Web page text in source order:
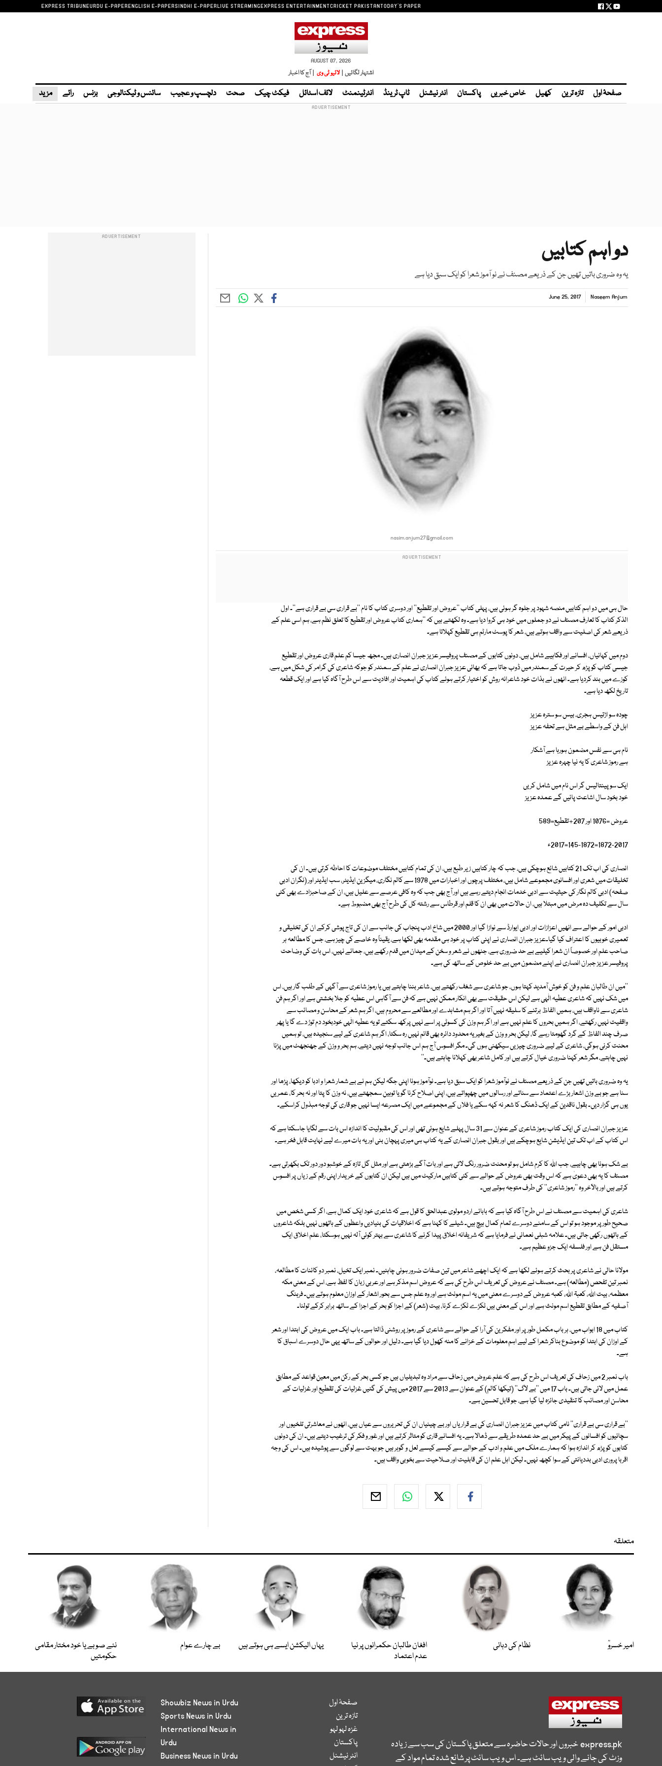
EXPRESS TRIBUNEURDU E-PAPERENGLISH E-PAPERSINDHI E-PAPERLIVE STREAMINGEXPRESS ENTERTAINMENTCRICKET PAKISTANTODAY'S PAPER
AUGUST 07, 2026
اشتہار لگائیں | لائیو ٹی وی | آج کا اخبار
صفحۂ اول تازہ ترین کھیل خاص خبریں پاکستان انٹر نیشنل ٹاپ ٹرینڈ انٹرٹینمنٹ لائف اسٹائل فیکٹ چیک صحت دلچسپ و عجیب سائنس و ٹیکنالوجی بزنس رائے مزید
دو اہم کتابیں
یہ وہ ضروری باتیں تھیں جن کے ذریعے مصنف نے نو آموز شعرا کو ایک سبق دیا ہے
Naseem Anjum
June 25, 2017
nasim.anjum27@gmail.com
حال ہی میں دو اہم کتابیں منصہ شہود پر جلوہ گر ہوئی ہیں، پہلی کتاب ''عروض اور تقطیع'' اور دوسری کتاب کا نام ''بے قراری سی بے قراری ہے''۔ اول
الذکر کتاب کا تعارف مصنف نے دو جملوں میں خود ہی کروا دیا ہے۔ وہ لکھتے ہیں کہ ''ہماری کتاب عروض اور تقطیع کا تعلق نظم ہے، ہم اسی علم کے
ذریعے شعر کی اصلیت سے واقف ہوتے ہیں، شعر کا پوسٹ مارٹم ہی تقطیع کہلاتا ہے۔
دوم میں کہانیاں، افسانے اور فکاہیے شامل ہیں، دونوں کتابوں کے مصنف پروفیسر عزیز جبران انصاری ہیں۔ مجھ جیسا کم علم قاری عروض اور تقطیع
جیسی کتاب کو پڑھ کر حیرت کے سمندر میں ڈوب جاتا ہے کہ بھائی عزیز جبران انصاری نے علم کے سمندر کو جوکہ شاعری کی گرامر کی شکل میں ہے،
کوزے میں بند کردیا ہے۔ انھوں نے بذات خود شاعرانہ روش کو اختیار کرتے ہوئے کتاب کی اہمیت اور افادیت سے اس طرح آگاہ کیا ہے اور ایک قطعہ
تاریخ لکھ دیا ہے۔
چودہ سو اڑتیس ہجری، بیس سو سترہ عزیز
اہل فن کے واسطے بے مثل ہے تحفہ عزیز
نام ہی سے نفس مضمون ہورہا ہے آشکار
ہے رموز شاعری کا یہ نیا چہرہ عزیز
ایک سو پینتالیس گر اس نام میں شامل کریں
خود بخود سال اشاعت پائیں گے عمدہ عزیز
عروض =1076 اور 207+تقطیع=589
1872-2017=145-1872=2017ء
انصاری کی اب تک 21 کتابیں شائع ہوچکی ہیں، جب کہ چار کتابیں زیر طبع ہیں، ان کی تمام کتابیں مختلف موضوعات کا احاطہ کرتی ہیں۔ ان کی
تخلیقات میں شعری اور افسانوی مجموعے شامل ہیں، مختلف پرچوں اور اخبارات میں 1978 سے کالم نگاری، میگزین ایڈیٹر، سب ایڈیٹر اور (نگران ادبی
صفحہ) ادبی کالم نگار کی حیثیت سے ادبی خدمات انجام دیتے رہے ہیں اور آج بھی جب کہ وہ کافی عرصے سے علیل ہیں، ان کے صاحبزادے بھی کئی
سال سے تکلیف دہ مرض میں مبتلا ہیں، ان حالات میں بھی ان کا قلم اور قرطاس سے رشتہ کل کی طرح آج بھی مضبوط ہے۔
ادبی امور کے حوالے سے انھیں اعزازات اور ادبی ایوارڈ سے نوازا گیا اور 2000 میں شاخ ادب پنجاب کی جانب سے ان کی تاج پوشی کرکے ان کی تخلیقی و
تعمیری خوبیوں کا اعتراف کیا گیا۔عزیز جبران انصاری نے اپنی کتاب پر خود ہی مقدمہ بھی لکھا ہے، یقیناً وہ خاصے کی چیز ہے، جس کا مطالعہ ہر
صاحب علم اور خصوصاً ان شعرا کیلیے بے حد ضروری ہے، جنھوں نے شعر و سخن کے میدان میں قدم رکھے ہیں، جمائے نہیں، اس بات کی وضاحت
پروفیسر عزیز جبران انصاری نے اپنے مضمون میں بے حد خلوص کے ساتھ کی ہے۔
''میں ان طالبان علم و فن کو خوش آمدید کہتا ہوں، جو شاعری سے شغف رکھتے ہیں، شاعر بننا چاہتے ہیں یا رموز شاعری سے آگہی کے طلب گار ہیں، اس
میں شک نہیں کہ شاعری عطیہ الٰہی ہے لیکن اس حقیقت سے بھی انکار ممکن نہیں ہے کہ فن سے آگاہی اس عطیہ کو جلا بخشتی ہے اور اگر ہم فن
شاعری سے ناواقف ہیں، ہمیں الفاظ برتنے کا سلیقہ نہیں آتا اور اگر ہم مشاہدے اور مطالعے سے محروم ہیں، اگر ہم شعر کے محاسن و مصائب سے
واقفیت نہیں رکھتے، اگر ہمیں بحروں کا علم نہیں ہے اور اگر ہم وزن کی کسوٹی پر اسے نہیں پرکھ سکتے تو یہ عطیہ الٰہی خودبخود دم توڑ دے گا یا پھر
صرف چند الفاظ کے گرد گھومتا رہے گا، لیکن بحر و وزن کے بغیر یہ محدود دائرہ بھی قائم نہیں رہ سکتا، اگر ہم شاعری کے لیے سنجیدہ ہیں، تو ہمیں
محنت کرنی ہوگی، شاعری کے لیے ضروری چیزیں سیکھنی ہوں گی۔ مگر افسوس آج ہم اس جانب توجہ نہیں دیتے، ہم بحر و وزن کے جھنجھٹ میں پڑنا
نہیں چاہتے، مگر شعر کہنا ضروری خیال کرتے ہیں اور کامل شاعر بھی کہلانا چاہتے ہیں۔''
یہ وہ ضروری باتیں تھیں جن کے ذریعے مصنف نے نوآموز شعرا کو ایک سبق دیا ہے۔ نوآموز ہونا اپنی جگہ لیکن ہم نے بے شمار شعرا و ادبا کو دیکھا، پڑھا اور
سنا ہے جو بے وزن اشعار بڑے اعتماد سے سناتے اور رسالوں میں چھپواتے ہیں، اپنی اصلاح کرنا گویا توہین سمجھتے ہیں، نہ وزن کا پتا اور نہ بحر کا، عمریں
یوں ہی گزار دیں۔ بقول ناقدین کے ایک ڈھنگ کا شعر نہ کہہ سکے یا فلاں کے مجموعے میں ایک مصرعہ ایسا نہیں جو قاری کی توجہ مبذول کراسکے۔
عزیز جبران انصاری کی ایک کتاب رموز شاعری کے عنوان سے 31 سال پہلے شایع ہوئی تھی اور اس کی مقبولیت کا اندازہ اس بات سے لگایا جاسکتا ہے کہ
اس کتاب کے اب تک تین ایڈیشن شایع ہوچکے ہیں اور بقول جبران انصاری کے یہ کتاب ہی میری پہچان بنی اور یہ بات میرے لیے نہایت قابل فخر ہے۔
بے شک ہونا بھی چاہیے، جب اللہ کا کرم شامل ہو تو محنت ضرور رنگ لاتی ہے اور بات آگے بڑھتی ہے اور مثل گل تازہ کے خوشبو دور دور تک بکھرتی ہے۔
مصنف کا یہ بھی دعویٰ ہے کہ اس وقت بھی عروض کے حوالے سے کئی کتابیں مارکیٹ میں ہیں لیکن ان کتابوں کے خریدار اپنی رقم کے زیاں پر افسوس
کرتے ہیں اور بالآخر وہ ''رموز شاعری'' کی طرف متوجہ ہوتے ہیں۔
شاعری کی اہمیت سے مصنف نے اس طرح آگاہ کیا ہے کہ بابائے اردو مولوی عبدالحق کا قول ہے کہ شاعری خود ایک کمال ہے، اگر کسی شخص میں
صحیح طور پر موجود ہو تو اس کے سامنے دوسرے تمام کمال ہیچ ہیں۔ شیلے کا کہنا ہے کہ اخلاقیات کی بنیادیں واعظوں کے ہاتھوں نہیں بلکہ شاعروں
کے ہاتھوں رکھی جاتی ہیں۔ علامہ شبلی نعمانی نے فرمایا ہے کہ شریفانہ اخلاق پیدا کرنے کا شاعری سے بہتر کوئی آلہ نہیں ہوسکتا، علم اخلاق ایک
مستقل فن ہے اور فلسفہ ایک جزو عظیم ہے۔
مولانا حالی نے شاعری پر بحث کرتے ہوئے لکھا ہے کہ ایک اچھے شاعر میں تین صفات ضرور ہونی چاہئیں۔ نمبر ایک تخیل، نمبر دو کائنات کا مطالعہ،
نمبر تین تفحص (مطالعہ) ہے۔ مصنف نے عروض کی تعریف اس طرح کی ہے کہ عروض اسم مذکر ہے اور عربی زبان کا لفظ ہے، اس کے معنی مکہ
معظمہ، بیت اللہ، کعبۃ اللہ، کعبہ عروض کے دوسرے معنی میں یہ اسم مونث ہے اور وہ علم جس سے بحور اشعار کے اوزان معلوم ہوتے ہیں۔ فرہنگ
آصفیہ کے مطابق تقطیع اسم مونث ہے اور اس کے معنی ہیں ٹکڑے ٹکڑے کرنا، بیت (شعر) کے اجزا کو بحر کے اجزا کے ساتھ برابر کرکے تولنا۔
کتاب میں 18 ابواب میں، ہر باب مکمل طور پر اور مفکرین کی آرا کے حوالے سے شاعری کے رموز پر روشنی ڈالتا ہے۔ باب ایک میں عروض کی ابتدا اور شعر
کے اوزان کی ابتدا کو موضوع بناکر شعرا کے لیے اہم معلومات کے خزانے کا منہ کھول دیا گیا ہے۔ دلیل اور حوالوں کے ساتھ یہی حال دوسرے اسباق کا
ہے۔
باب نمبر 2 میں زحاف کی تعریف اس طرح کی ہے کہ علم عروض میں زحاف سے مراد وہ تبدیلیاں ہیں جو کسی بحر کے رکن میں معین قواعد کے مطابق
عمل میں لائی جاتی ہیں۔ باب 17 میں ''بے لاگ'' (تیکھا کالم) کے عنوان سے 2013 سے 2017 میں پیش کی گئیں غزلیات کی تقطیع اور غزلیات کے
محاسن اور مصائب کا تنقیدی جائزہ لیا گیا ہے، جو قابل تحسین ہے۔
''بے قراری سی بے قراری'' نامی کتاب میں عزیز جبران انصاری کی بے قراریاں اور بے چینیاں ان کی تحریروں سے عیاں ہیں، انھوں نے معاشرتی تلخیوں اور
سچائیوں کو افسانوں کے پیکر میں بے حد عمدہ طریقے سے ڈھالا ہے۔ یہ افسانے قاری کو متاثر کرتے ہیں اور غور و فکر کی ترغیب دیتے ہیں۔ ان کی دونوں
کتابوں کو پڑھ کر اندازہ ہوا کہ ہمارے ملک میں علم و ادب کے حوالے سے کیسے کیسے لعل و گوہر ہیں جو بہت سے لوگوں سے پوشیدہ ہیں۔ اس کی وجہ
اقربا پروری ادبی بددیانتی کے سوا کچھ نہیں۔ لیکن اہل علم ان کی قابلیت اور صلاحیت سے بخوبی واقف ہیں۔
متعلقہ
امیر خسروؒ نظام کی دہائی
افغان طالبان حکمرانوں پر نیا
عدم اعتماد
یہاں الیکشن ایسے ہی ہوتے ہیں بے چارے عوام
نئے صوبے یا خود مختار مقامی
حکومتیں
express.pkخبروں اور حالات حاضرہ سے متعلق پاکستان کی سب سے زیادہ
وزٹ کی جانے والی ویب سائٹ ہے۔ اس ویب سائٹ پر شائع شدہ تمام مواد کے
صفحۂ اول
تازہ ترین
غزہ لہو لہو
پاکستان
انٹر نیشنل
Showbiz News in Urdu
Sports News in Urdu
International News in
Urdu
Business News in Urdu